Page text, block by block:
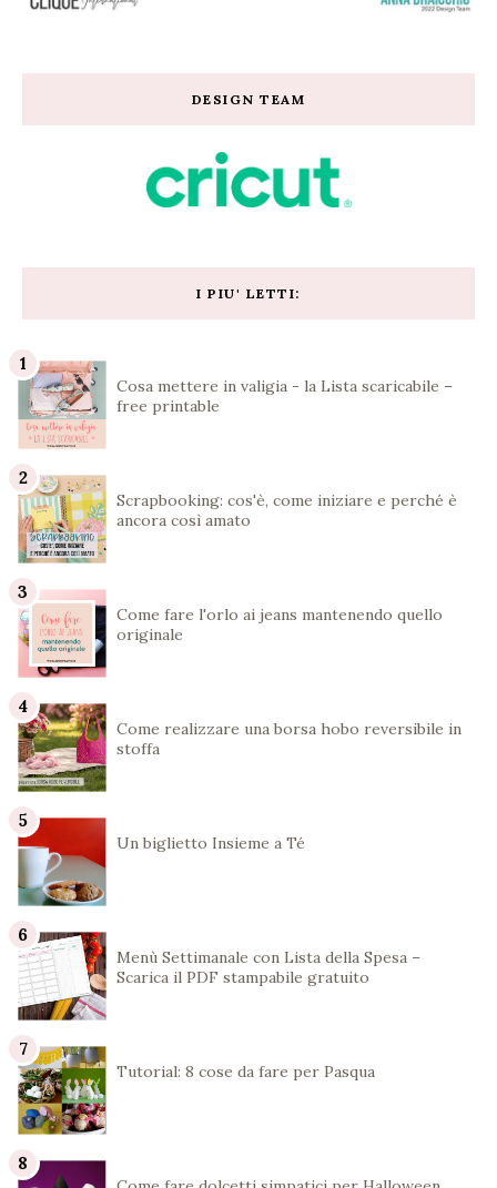
DESIGN TEAM
I PIU' LETTI:
Cosa mettere in valigia - la Lista scaricabile –
free printable
Scrapbooking: cos'è, come iniziare e perché è
ancora così amato
Come fare l'orlo ai jeans mantenendo quello
originale
Come realizzare una borsa hobo reversibile in
stoffa
Un biglietto Insieme a Té
Menù Settimanale con Lista della Spesa –
Scarica il PDF stampabile gratuito
Tutorial: 8 cose da fare per Pasqua